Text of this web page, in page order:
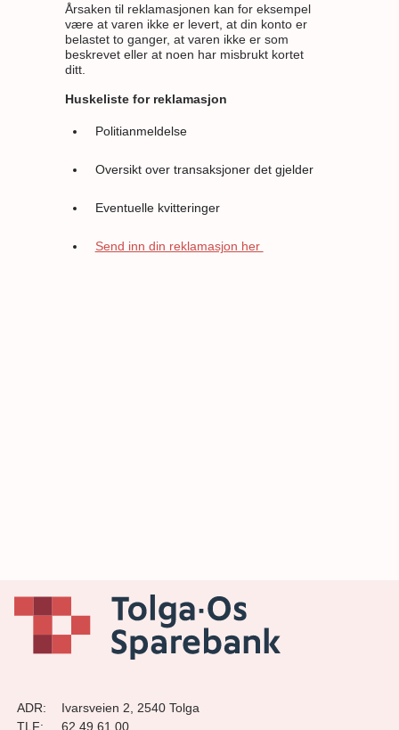
Årsaken til reklamasjonen kan for eksempel
være at varen ikke er levert, at din konto er
belastet to ganger, at varen ikke er som
beskrevet eller at noen har misbrukt kortet
ditt.
Huskeliste for reklamasjon
Politianmeldelse
Oversikt over transaksjoner det gjelder
Eventuelle kvitteringer
Send inn din reklamasjon her
ADR:
Ivarsveien 2, 2540 Tolga
TLF:
62 49 61 00